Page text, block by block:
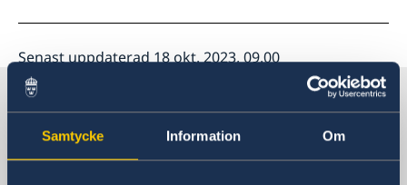
Samtycke Information Om
Senast uppdaterad 18 okt. 2023, 09.00
Sverige i Kina
Sveriges generalkonsulat i Shanghai